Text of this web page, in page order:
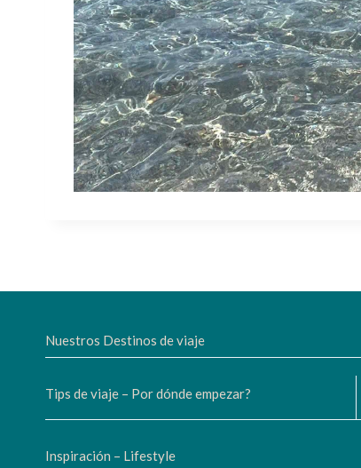
Nuestros Destinos de viaje
Tips de viaje – Por dónde empezar?
Inspiración – Lifestyle